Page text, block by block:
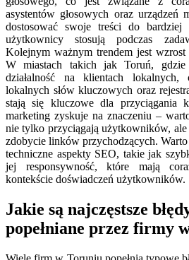
asystentów głosowych oraz
dostosować swoje treści do bardziej
użytkownicy stosują podczas
Kolejnym ważnym trendem jest wzrost
W miastach takich jak Toruń,
działalność na klientach lokalnych,
lokalnych słów kluczowych oraz
stają się kluczowe dla przyciągania
marketing zyskuje na znaczeniu –
nie tylko przyciągają użytkowników, ale
zdobycie linków przychodzących.
techniczne aspekty SEO, takie jak
jej responsywność, które mają
kontekście doświadczeń użytkowników.
Jakie są najczęstsze
popełniane przez firmy